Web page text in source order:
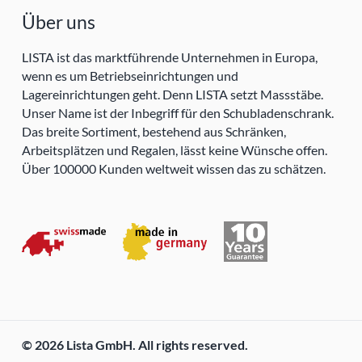
Über uns
LISTA ist das marktführende Unternehmen in Europa,
wenn es um Betriebseinrichtungen und
Lagereinrichtungen geht. Denn LISTA setzt Massstäbe.
Unser Name ist der Inbegriff für den Schubladenschrank.
Das breite Sortiment, bestehend aus Schränken,
Arbeitsplätzen und Regalen, lässt keine Wünsche offen.
Über 100000 Kunden weltweit wissen das zu schätzen.
© 2026 Lista GmbH. All rights reserved.